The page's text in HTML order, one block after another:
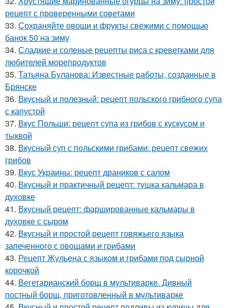
рецепт с проверенными советами
33. Сохраняйте овощи и фрукты свежими с помощью
банок 50 на зиму
34. Сладкие и соленые рецепты риса с креветками для
любителей морепродуктов
35. Татьяна Буланова: Известные работы, созданные в
Брянске
36. Вкусный и полезный: рецепт польского грибного супа
с капустой
37. Вкус Польши: рецепт супа из грибов с кускусом и
тыквой
38. Вкусный суп с польскими грибами: рецепт свежих
грибов
39. Вкус Украины: рецепт драников с салом
40. Вкусный и практичный рецепт: тушка кальмара в
духовке
41. Вкусный рецепт: фаршированные кальмары в
духовке с сыром
42. Вкусный и простой рецепт говяжьего языка
запеченного с овощами и грибами
43. Рецепт Жульена с языком и грибами под сырной
корочкой
44. Вегетарианский борщ в мультиварке. Дивный
постный борщ, приготовленный в мультиварке